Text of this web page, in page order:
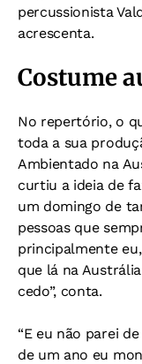
percussionista
acrescenta.
Costume
No repertório, o
toda a sua
Ambientado na
curtiu a ideia de
um domingo de
pessoas que
principalmente
que lá na
cedo”, conta.
“E eu não parei
de um ano eu